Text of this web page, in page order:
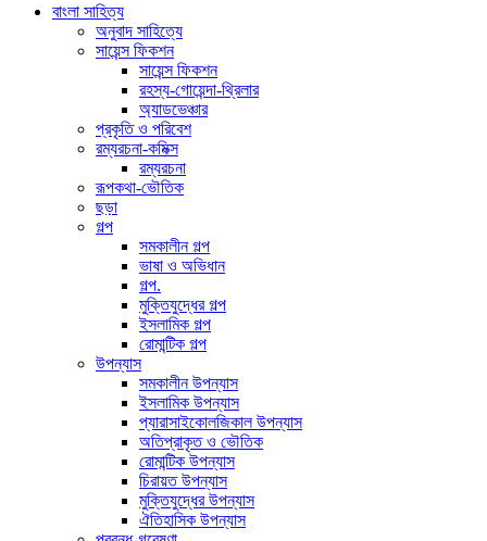
বাংলা সাহিত্য
অনুবাদ সাহিত্যে
সায়েন্স ফিকশন
সায়েন্স ফিকশন
রহস্য-গোয়েন্দা-থ্রিলার
অ্যাডভেঞ্চার
প্রকৃতি ও পরিবেশ
রম্যরচনা-কমিক্স
রম্যরচনা
রূপকথা-ভৌতিক
ছড়া
গল্প
সমকালীন গল্প
ভাষা ও অভিধান
গল্প.
মুক্তিযুদ্ধের গল্প
ইসলামিক গল্প
রোমান্টিক গল্প
উপন্যাস
সমকালীন উপন্যাস
ইসলামিক উপন্যাস
প্যারাসাইকোলজিকাল উপন্যাস
অতিপ্রাকৃত ও ভৌতিক
রোমান্টিক উপন্যাস
চিরায়ত উপন্যাস
মুক্তিযুদ্ধের উপন্যাস
ঐতিহাসিক উপন্যাস